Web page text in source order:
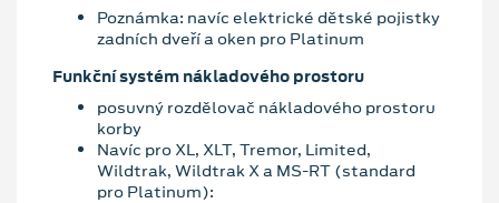
Poznámka: navíc elektrické dětské pojistky
zadních dveří a oken pro Platinum
Funkční systém nákladového prostoru
posuvný rozdělovač nákladového prostoru
korby
Navíc pro XL, XLT, Tremor, Limited,
Wildtrak, Wildtrak X a MS-RT (standard
pro Platinum):